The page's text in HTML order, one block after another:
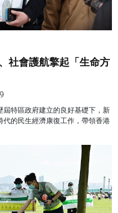
社會護航擎起「生命方
特區政府建立的良好基礎下，新
的民生經濟康復工作，帶領香港